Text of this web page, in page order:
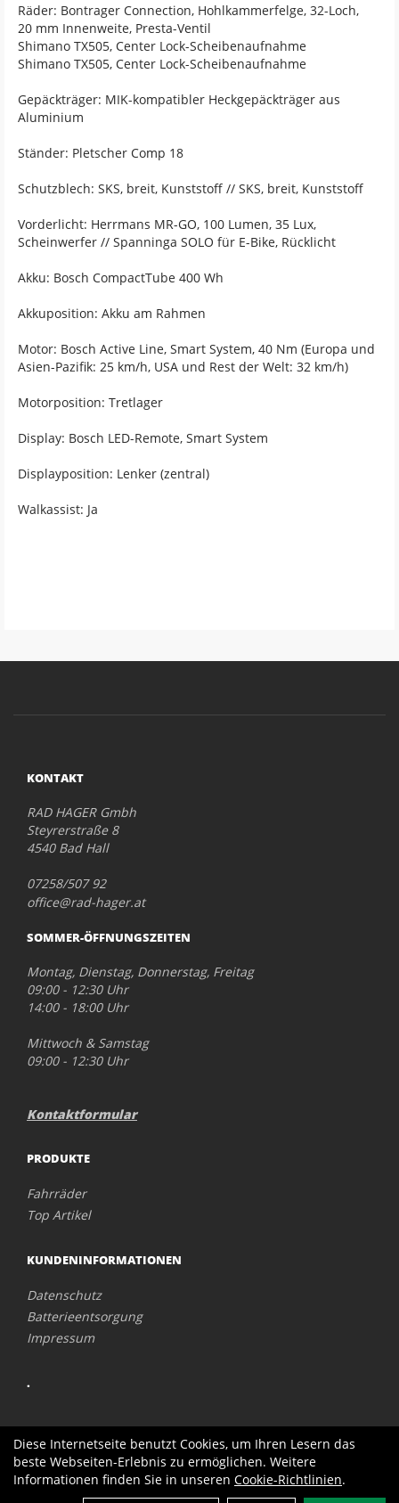
Räder: Bontrager Connection, Hohlkammerfelge, 32-Loch,
20 mm Innenweite, Presta-Ventil
Shimano TX505, Center Lock-Scheibenaufnahme
Shimano TX505, Center Lock-Scheibenaufnahme
Gepäckträger: MIK-kompatibler Heckgepäckträger aus
Aluminium
Ständer: Pletscher Comp 18
Schutzblech: SKS, breit, Kunststoff // SKS, breit, Kunststoff
Vorderlicht: Herrmans MR-GO, 100 Lumen, 35 Lux,
Scheinwerfer // Spanninga SOLO für E-Bike, Rücklicht
Akku: Bosch CompactTube 400 Wh
Akkuposition: Akku am Rahmen
Motor: Bosch Active Line, Smart System, 40 Nm (Europa und
Asien-Pazifik: 25 km/h, USA und Rest der Welt: 32 km/h)
Motorposition: Tretlager
Display: Bosch LED-Remote, Smart System
Displayposition: Lenker (zentral)
Walkassist: Ja
KONTAKT
RAD HAGER Gmbh
Steyrerstraße 8
4540 Bad Hall
07258/507 92
office@rad-hager.at
SOMMER-ÖFFNUNGSZEITEN
Montag, Dienstag, Donnerstag, Freitag
09:00 - 12:30 Uhr
14:00 - 18:00 Uhr
Mittwoch & Samstag
09:00 - 12:30 Uhr
Kontaktformular
PRODUKTE
Fahrräder
Top Artikel
KUNDENINFORMATIONEN
Datenschutz
Batterieentsorgung
Impressum
.
Diese Internetseite benutzt Cookies, um Ihren Lesern das
beste Webseiten-Erlebnis zu ermöglichen. Weitere
Informationen finden Sie in unseren Cookie-Richtlinien.